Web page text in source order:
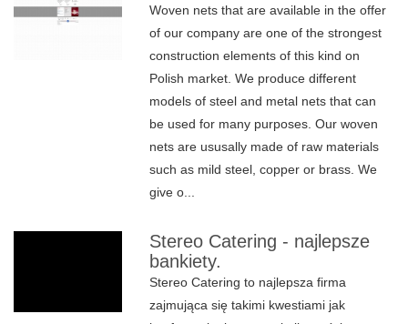
Woven nets that are available in the offer
of our company are one of the strongest
construction elements of this kind on
Polish market. We produce different
models of steel and metal nets that can
be used for many purposes. Our woven
nets are ususally made of raw materials
such as mild steel, copper or brass. We
give o...
Stereo Catering - najlepsze
bankiety.
Stereo Catering to najlepsza firma
zajmująca się takimi kwestiami jak